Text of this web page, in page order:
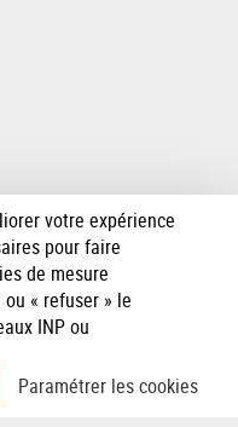
AccessibilitéGérer les
votre expérience
pour faire
de mesure
ou « refuser » le
INP ou
Paramétrer les cookies